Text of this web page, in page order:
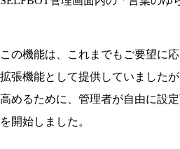
この機能は、これまでもご要望に
拡張機能として提供していました
高めるために、管理者が自由に設
を開始しました。